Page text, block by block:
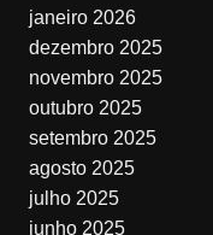
janeiro 2026
dezembro 2025
novembro 2025
outubro 2025
setembro 2025
agosto 2025
julho 2025
junho 2025